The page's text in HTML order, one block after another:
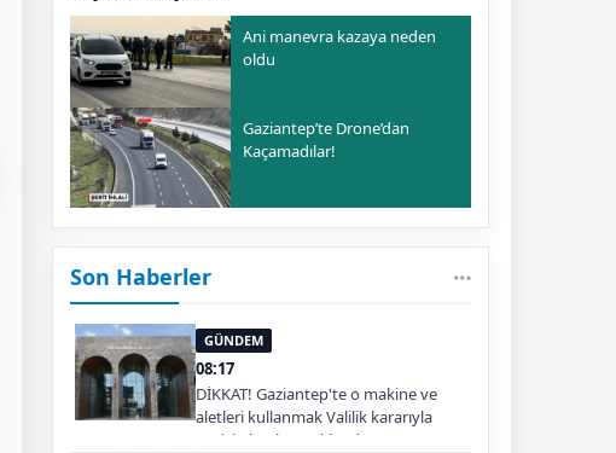
Ani manevra kazaya neden
oldu
Gaziantep’te Drone’dan
Kaçamadılar!
Son Haberler
GÜNDEM
08:17
DİKKAT! Gaziantep'te o makine ve
aletleri kullanmak Valilik kararıyla
geçici olarak yasaklandı